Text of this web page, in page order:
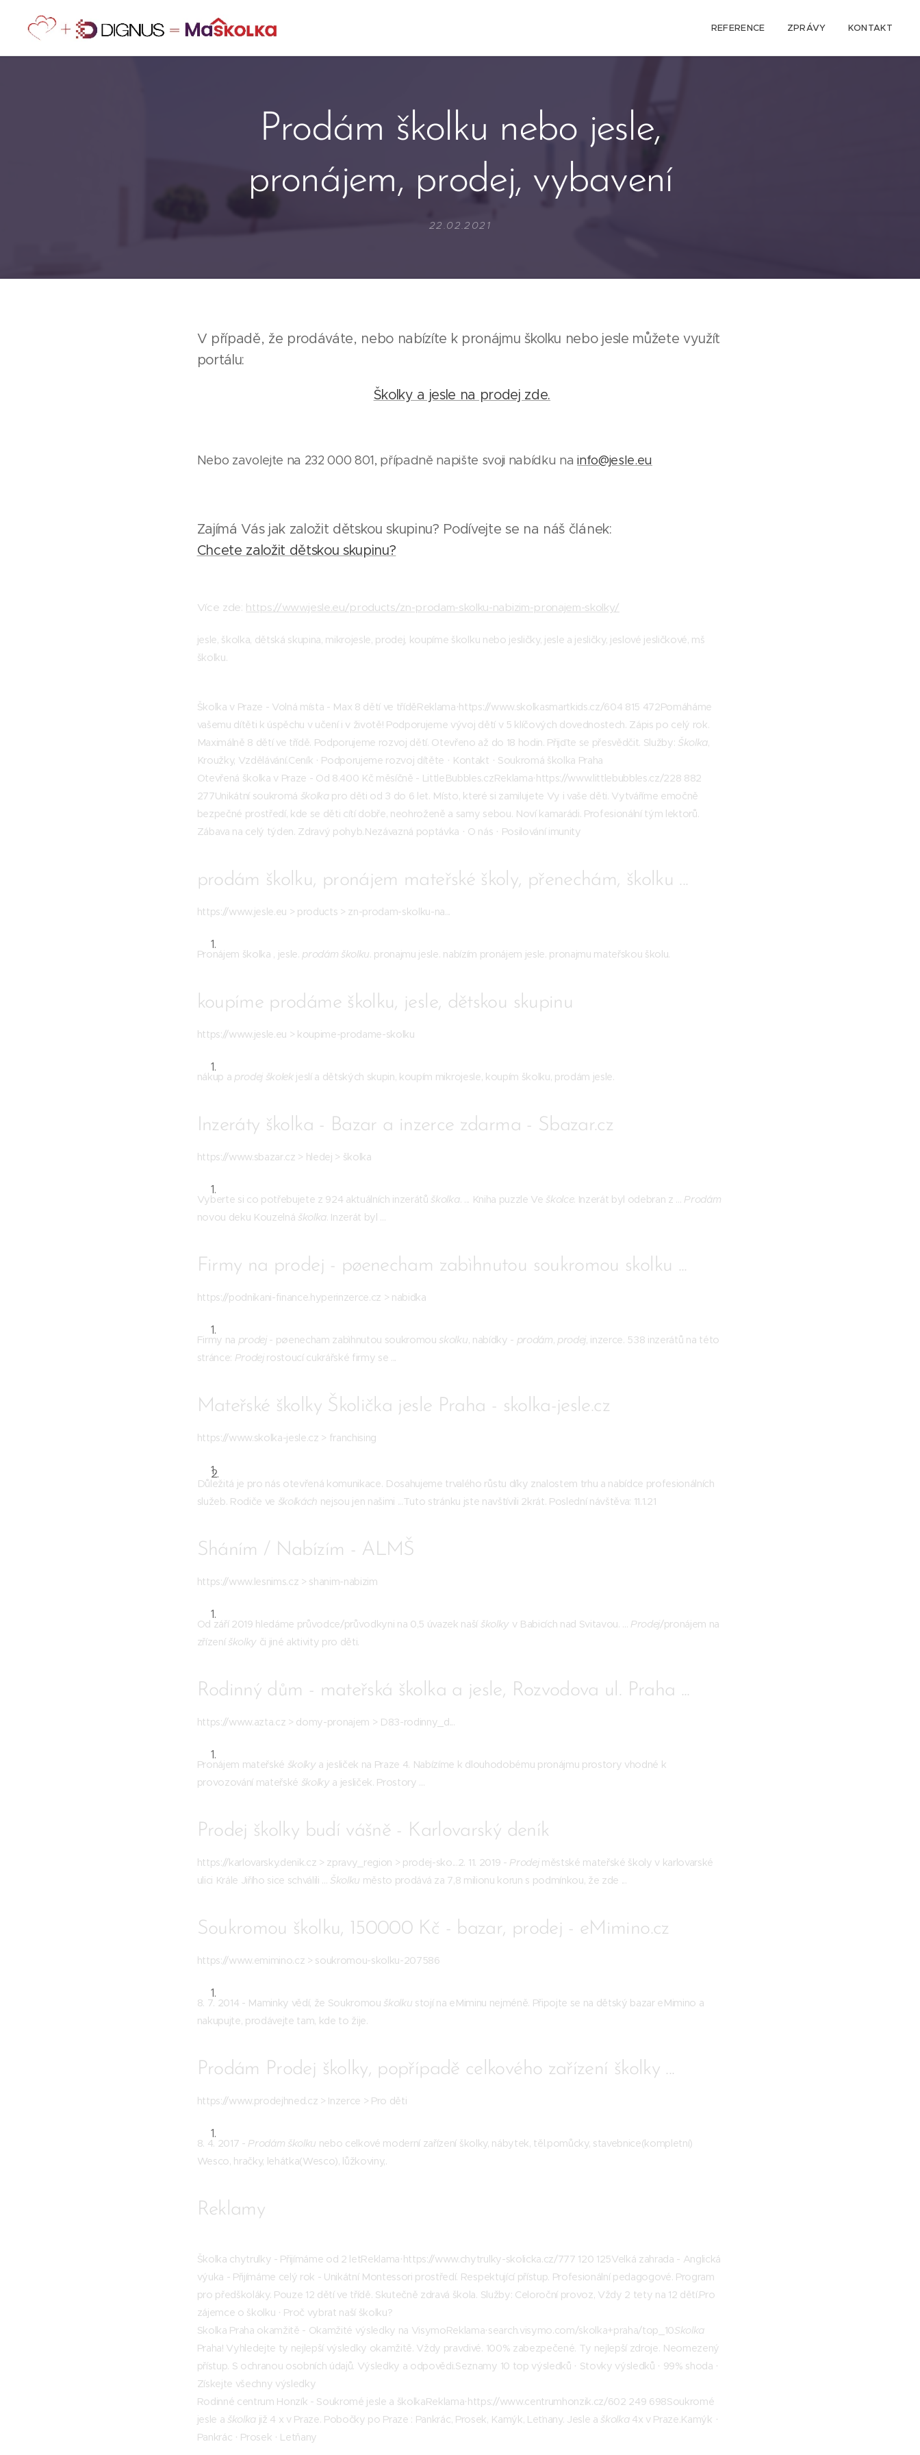
REFERENCE ZPRÁVY KONTAKT
Prodám školku nebo jesle,
pronájem, prodej, vybavení
22.02.2021
V případě, že prodáváte, nebo nabízíte k pronájmu školku nebo jesle můžete využít
portálu:
Školky a jesle na prodej zde.
Nebo zavolejte na 232 000 801, případně napište svoji nabídku nainfo@jesle.eu
Zajímá Vás jak založit dětskou skupinu? Podívejte se na náš článek:
Chcete založit dětskou skupinu?
Více zde: https://www.jesle.eu/products/zn-prodam-skolku-nabizim-pronajem-skolky/
jesle, školka, dětská skupina, mikrojesle, prodej, koupíme školku nebo jesličky, jesle a jesličky, jeslové jesličkové, mš
školku.
Školka v Praze - Volná místa - Max 8 dětí ve tříděReklama·https://www.skolkasmartkids.cz/604 815 472Pomáháme
vašemu dítěti k úspěchu v učení i v životě! Podporujeme vývoj dětí v 5 klíčových dovednostech. Zápis po celý rok.
Maximálně 8 dětí ve třídě. Podporujeme rozvoj dětí. Otevřeno až do 18 hodin. Přijďte se přesvědčit. Služby: Školka,
Kroužky, Vzdělávání.‎Ceník · ‎Podporujeme rozvoj dítěte · ‎Kontakt · ‎Soukromá školka Praha
Otevřená školka v Praze - Od 8.400 Kč měsíčně - LittleBubbles.czReklama·https://www.littlebubbles.cz/228 882
277Unikátní soukromá školkapro děti od 3 do 6 let. Místo, které si zamilujete Vy i vaše děti. Vytváříme emočně
bezpečné prostředí, kde se děti cítí dobře, neohroženě a samy sebou. Noví kamarádi. Profesionální tým lektorů.
Zábava na celý týden. Zdravý pohyb.‎Nezávazná poptávka · ‎O nás · ‎Posilování imunity
prodám školku, pronájem mateřské školy, přenechám, školku ...
https://www.jesle.eu > products > zn-prodam-skolku-na...
Pronájem školka , jesle. prodám školku. pronajmu jesle. nabízím pronájem jesle. pronajmu mateřskou školu.
koupíme prodáme školku, jesle, dětskou skupinu
https://www.jesle.eu > koupime-prodame-skolku
nákup a prodej školekjeslí a dětských skupin, koupím mikrojesle, koupím školku, prodám jesle.
Inzeráty školka - Bazar a inzerce zdarma - Sbazar.cz
https://www.sbazar.cz > hledej > školka
Vyberte si co potřebujete z 924 aktuálních inzerátů školka. ... Kniha puzzle Ve školce. Inzerát byl odebran z ... Prodám
novou deku Kouzelná školka. Inzerát byl ...
Firmy na prodej - pøenecham zabìhnutou soukromou skolku ...
https://podnikani-finance.hyperinzerce.cz > nabidka
Firmy na prodej- pøenecham zabìhnutou soukromou skolku, nabídky - prodám, prodej, inzerce. 538 inzerátů na této
stránce: Prodejrostoucí cukrářské firmy se ...
Mateřské školky Školička jesle Praha - skolka-jesle.cz
https://www.skolka-jesle.cz > franchising
Důležitá je pro nás otevřená komunikace. Dosahujeme trvalého růstu díky znalostem trhu a nabídce profesionálních
služeb. Rodiče ve školkách nejsou jen našimi ...Tuto stránku jste navštívili 2krát. Poslední návštěva: 11.1.21
Sháním / Nabízím - ALMŠ
https://www.lesnims.cz > shanim-nabizim
Od září 2019 hledáme průvodce/průvodkyni na 0,5 úvazek naší školky v Babicích nad Svitavou. ... Prodej/pronájem na
zřízení školky či jiné aktivity pro děti.
Rodinný dům - mateřská školka a jesle, Rozvodova ul. Praha ...
https://www.azta.cz > domy-pronajem > D83-rodinny_d...
Pronájem mateřské školky a jesliček na Praze 4. Nabízíme k dlouhodobému pronájmu prostory vhodné k
provozování mateřské školky a jesliček. Prostory ...
Prodej školky budí vášně - Karlovarský deník
https://karlovarsky.denik.cz > zpravy_region > prodej-sko...2. 11. 2019 - Prodejměstské mateřské školy v karlovarské
ulici Krále Jiřího sice schválili ... Školku město prodává za 7,8 milionu korun s podmínkou, že zde ...
Soukromou školku, 150000 Kč - bazar, prodej - eMimino.cz
https://www.emimino.cz > soukromou-skolku-207586
8. 7. 2014 - Maminky vědí, že Soukromou školku stojí na eMiminu nejméně. Připojte se na dětský bazar eMimino a
nakupujte, prodávejte tam, kde to žije.
Prodám Prodej školky, popřípadě celkového zařízení školky ...
https://www.prodejhned.cz > Inzerce > Pro děti
8. 4. 2017 - Prodám školku nebo celkové moderní zařízení školky, nábytek, těl.pomůcky, stavebnice(kompletní)
Wesco, hračky, lehátka(Wesco), lůžkoviny,.
Reklamy
Školka chytrulky - Přijímáme od 2 letReklama·https://www.chytrulky-skolicka.cz/777 120 125Velká zahrada - Anglická
výuka - Přijímáme celý rok - Unikátní Montessori prostředí. Respektující přístup. Profesionální pedagogové. Program
pro předškoláky. Pouze 12 dětí ve třídě. Skutečně zdravá škola. Služby: Celoroční provoz, Vždy 2 tety na 12 dětí.‎Pro
zájemce o školku · ‎Proč vybrat naší školku?
Skolka Praha okamžitě - Okamžité výsledky na VisymoReklama·search.visymo.com/skolka+praha/top_10Skolka
Praha! Vyhledejte ty nejlepší výsledky okamžitě. Vždy pravdivé. 100% zabezpečené. Ty nejlepší zdroje. Neomezený
přístup. S ochranou osobních údajů. Výsledky a odpovědi.‎Seznamy 10 top výsledků · ‎Stovky výsledků · ‎99% shoda ·
‎Získejte všechny výsledky
Rodinné centrum Honzík - Soukromé jesle a školkaReklama·https://www.centrumhonzik.cz/602 249 698Soukromé
jesle a školkajiž 4 x v Praze. Pobočky po Praze : Pankrác, Prosek, Kamýk, Leťnany. Jesle a školka4x v Praze.‎Kamýk ·
‎Pankrác · ‎Prosek · ‎Letňany